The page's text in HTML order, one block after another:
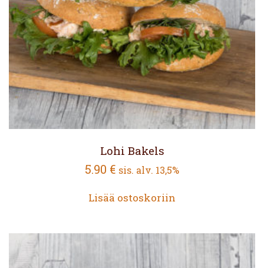
Lohi Bakels
5.90 € sis. alv. 13,5%
Lisää ostoskoriin